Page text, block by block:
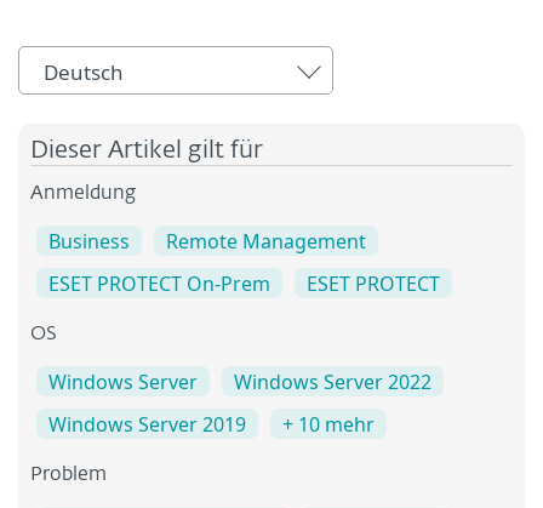
Deutsch
Dieser Artikel gilt für
Anmeldung
Business
Remote Management
ESET PROTECT On-Prem
ESET PROTECT
OS
Windows Server
Windows Server 2022
Windows Server 2019
+ 10 mehr
Problem